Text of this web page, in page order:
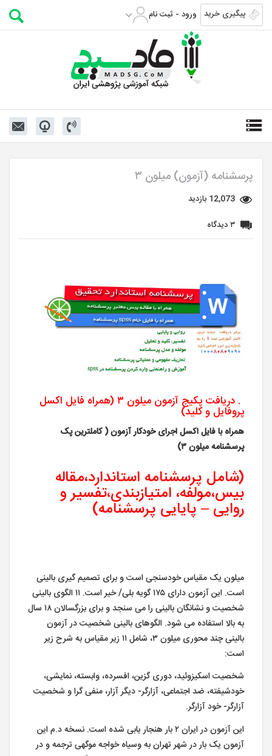
پیگیری خرید ورود - ثبت نام
پرسشنامه (آزمون) میلون ۳
12,073 بازدید
۳ دیدگاه
. دریافت پکیج آزمون میلون ۳ (همراه فایل اکسل
پروفایل و کلید)
همراه با فایل اکسل اجرای خودکار آزمون ( کاملترین پک
پرسشنامه میلون ۳)
(شامل پرسشنامه استاندارد،مقاله
بیس،مولفه، امتیازبندی،تفسیر و
روایی – پایایی پرسشنامه)
میلون یک مقیاس خودسنجی است و برای تصمیم گیری بالینی
است. این آزمون دارای ۱۷۵ گویه بلی/ خیر است. ۱۱ الگوی بالینی
شخصیت و نشانگان بالینی را می سنجد و برای بزرگسالان ۱۸ سال
به بالا استفاده می شود. الگوهای بالینی شخصیت در آزمون
بالینی چند محوری میلون ۳، شامل ۱۱ زیر مقیاس به شرح زیر
است:
شخصیت اسکیزوئید، دوری گزین، افسرده، وابسته، نمایشی،
خودشیفته، ضد اجتماعی، آزارگر- دیگر آزار، منفی گرا و شخصیت
آزارگر- خود آزارگر.
این آزمون در ایران ۲ بار هنجار یابی شده است. نسخه د.م این
آزمون یک بار در شهر تهران به وسیاه خواجه موگهی ترجمه و در